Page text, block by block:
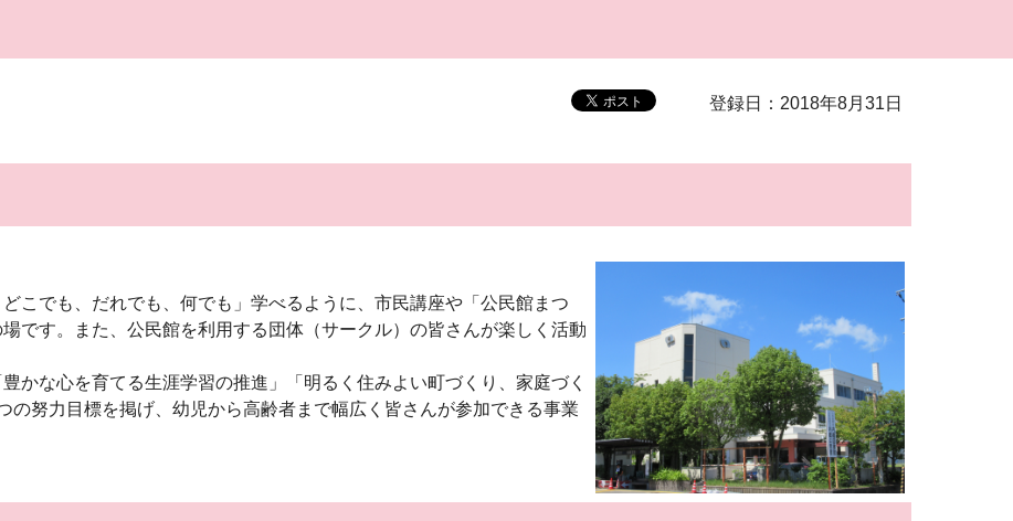
登録日：2018年8月31日
こでも、だれでも、何でも」学べるように、市民講座や「公民館まつ
です。また、公民館を利用する団体（サークル）の皆さんが楽しく活動
かな心を育てる生涯学習の推進」「明るく住みよい町づくり、家庭づく
の努力目標を掲げ、幼児から高齢者まで幅広く皆さんが参加できる事業